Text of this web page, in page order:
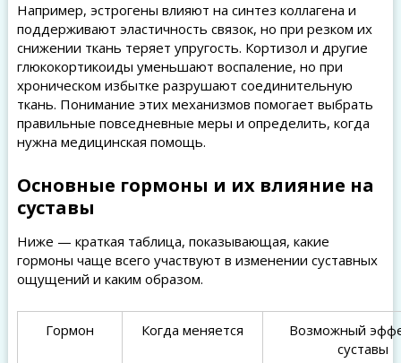
Например, эстрогены влияют на синтез коллагена и
поддерживают эластичность связок, но при резком их
снижении ткань теряет упругость. Кортизол и другие
глюкокортикоиды уменьшают воспаление, но при
хроническом избытке разрушают соединительную
ткань. Понимание этих механизмов помогает выбрать
правильные повседневные меры и определить, когда
нужна медицинская помощь.
Основные гормоны и их влияние на
суставы
Ниже — краткая таблица, показывающая, какие
гормоны чаще всего участвуют в изменении суставных
ощущений и каким образом.
Гормон Когда меняется
Возможный
суставы